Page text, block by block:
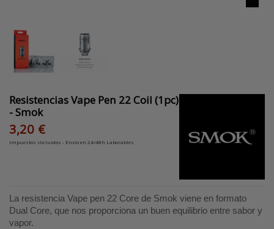
Resistencias Vape Pen 22 Coil (1pc)
- Smok
3,20 €
Impuestos incluidos - Envío en 24/48h Laborables
La resistencia Vape pen 22 Core de Smok viene en formato
Dual Core, que nos proporciona un buen equilibrio entre sabor y
vapor.